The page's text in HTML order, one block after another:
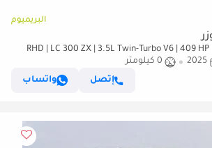
البريميوم
تويوتا لاند كروزر 2025 | RHD | LC 300 ZX | 3.5L Twin-Turbo V6 | 409 HP |
2025
0 كيلومتر
إتصل
واتساب